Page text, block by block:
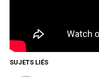
SUJETS LIÉS